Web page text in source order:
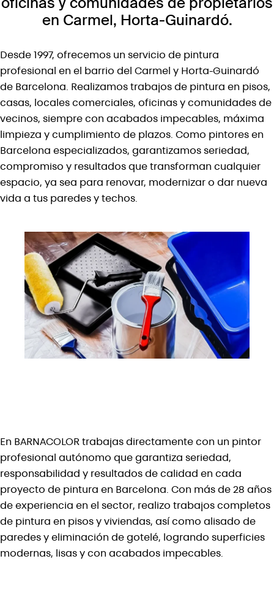
en Carmel, Horta-Guinardó.
Desde 1997, ofrecemos un servicio de pintura
profesional en el barrio del Carmel y Horta-Guinardó
de Barcelona. Realizamos trabajos de pintura en pisos,
casas, locales comerciales, oficinas y comunidades de
vecinos, siempre con acabados impecables, máxima
limpieza y cumplimiento de plazos. Como pintores en
Barcelona especializados, garantizamos seriedad,
compromiso y resultados que transforman cualquier
espacio, ya sea para renovar, modernizar o dar nueva
vida a tus paredes y techos.
En BARNACOLOR trabajas directamente con un pintor
profesional autónomo que garantiza seriedad,
responsabilidad y resultados de calidad en cada
proyecto de pintura en Barcelona. Con más de 28 años
de experiencia en el sector, realizo trabajos completos
de pintura en pisos y viviendas, así como alisado de
paredes y eliminación de gotelé, logrando superficies
modernas, lisas y con acabados impecables.